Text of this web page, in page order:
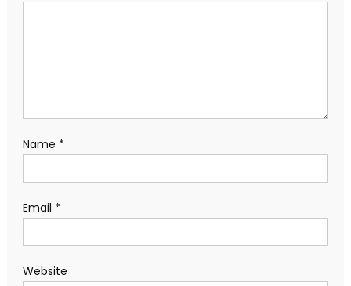
Name *
Email *
Website